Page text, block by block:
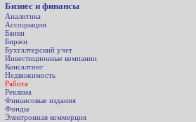
Бизнес и финансы
Аналитика
Ассоциации
Банки
Биржи
Бухгалтерский учет
Инвестиционные компании
Консалтинг
Недвижимость
Работа
Реклама
Финансовые издания
Фонды
Электронная коммерция